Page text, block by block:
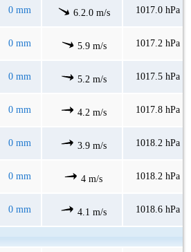
0 mm 6.2.0 m/s 1017.0 hPa
0 mm 5.9 m/s 1017.2 hPa
0 mm 5.2 m/s 1017.5 hPa
0 mm 4.2 m/s 1017.8 hPa
0 mm 3.9 m/s 1018.2 hPa
0 mm 4 m/s 1018.2 hPa
0 mm 4.1 m/s 1018.6 hPa